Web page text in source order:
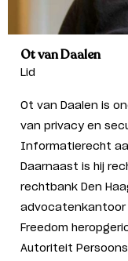
Ot van Daalen
Lid
Ot van Daalen is
van privacy en
Informatierecht
Daarnaast is hij
rechtbank Den
advocatenkantoor
Freedom
Autoriteit